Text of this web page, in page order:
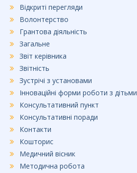
Відкриті перегляди
Волонтерство
Грантова діяльність
Загальне
Звіт керівника
Звітність
Зустрічі з установами
Інноваційні форми роботи з дітьми
Консультативний пункт
Консультативні поради
Контакти
Кошторис
Медичний вісник
Методична робота